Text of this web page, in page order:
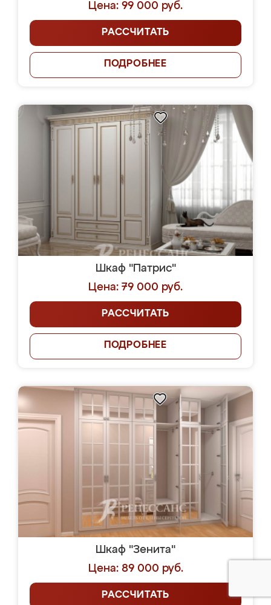
Цена: 99 000 руб.
РАССЧИТАТЬ
ПОДРОБНЕЕ
Шкаф "Патрис"
Цена: 79 000 руб.
РАССЧИТАТЬ
ПОДРОБНЕЕ
Шкаф "Зенита"
Цена: 89 000 руб.
РАССЧИТАТЬ